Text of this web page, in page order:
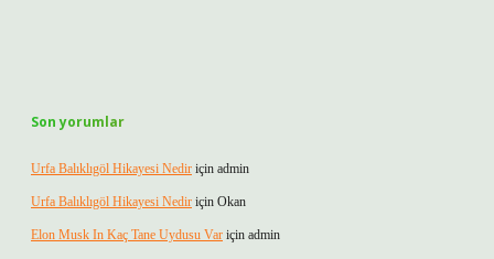
Son yorumlar
Urfa Balıklıgöl Hikayesi Nedir için admin
Urfa Balıklıgöl Hikayesi Nedir için Okan
Elon Musk In Kaç Tane Uydusu Var için admin